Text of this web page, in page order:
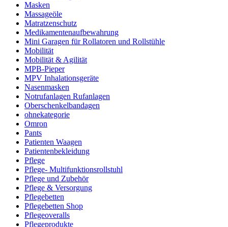
Masken
Massageöle
Matratzenschutz
Medikamentenaufbewahrung
Mini Garagen für Rollatoren und Rollstühle
Mobilität
Mobilität & Agilität
MPB-Pieper
MPV Inhalationsgeräte
Nasenmasken
Notrufanlagen Rufanlagen
Oberschenkelbandagen
ohnekategorie
Omron
Pants
Patienten Waagen
Patientenbekleidung
Pflege
Pflege- Multifunktionsrollstuhl
Pflege und Zubehör
Pflege & Versorgung
Pflegebetten
Pflegebetten Shop
Pflegeoveralls
Pflegeprodukte